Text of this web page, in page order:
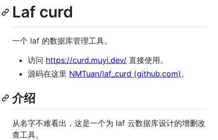
Laf curd
一个 laf 的数据库管理工具。
访问 https://curd.muyi.dev/ 直接使用。
源码在这里 NMTuan/laf_curd (github.com) 。
介绍
从名字不难看出，这是一个为 laf 云数据库设计的增删改
查工具。